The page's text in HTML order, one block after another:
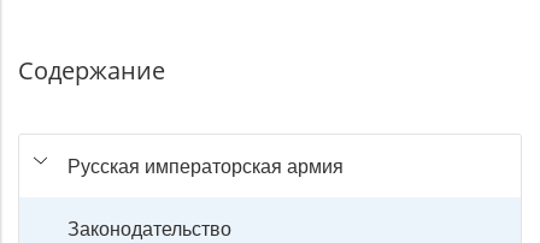
Содержание
Русская императорская армия
Законодательство